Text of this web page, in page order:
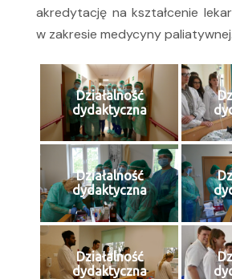
akredytację na kształcenie
w zakresie medycyny paliatywnej.
Działalność
dydaktyczna
Działalność
dydaktyczna
Działalność
dydaktyczna